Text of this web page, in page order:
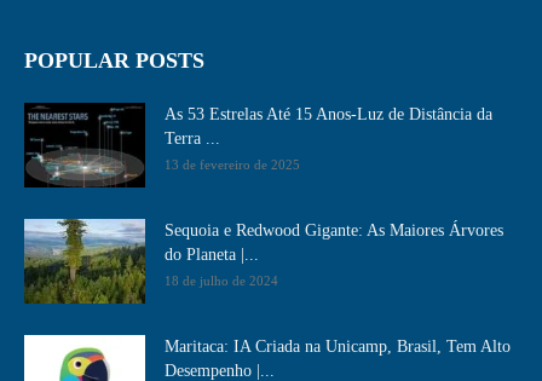
POPULAR POSTS
As 53 Estrelas Até 15 Anos-Luz de Distância da
Terra ...
13 de fevereiro de 2025
Sequoia e Redwood Gigante: As Maiores Árvores
do Planeta |...
18 de julho de 2024
Maritaca: IA Criada na Unicamp, Brasil, Tem Alto
Desempenho​ |...